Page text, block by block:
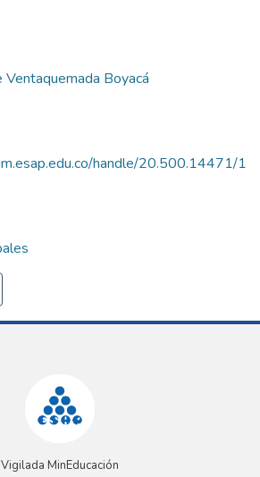
Boyacá
handle/20.500.14471/1
Vigilada MinEducación